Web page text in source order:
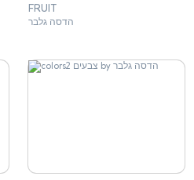
FRUIT
הדסה גלבר